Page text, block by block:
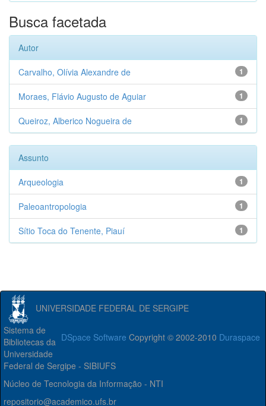
Busca facetada
Autor
1
Carvalho, Olívia Alexandre de
1
Moraes, Flávio Augusto de Aguiar
1
Queiroz, Alberico Nogueira de
Assunto
1
Arqueologia
1
Paleoantropologia
1
Sítio Toca do Tenente, Piauí
UNIVERSIDADE FEDERAL DE SERGIPE
DSpace Software Copyright © 2002-2010 Duraspace
Sistema de
Bibliotecas da
Universidade
Federal de Sergipe - SIBIUFS
Núcleo de Tecnologia da Informação - NTI
repositorio@academico.ufs.br